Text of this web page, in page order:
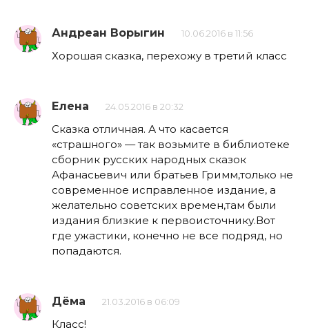
Андреан Ворыгин 10.06.2016 в 11:56
Хорошая сказка, перехожу в третий класс
Елена 24.05.2016 в 20:32
Сказка отличная. А что касается
«страшного» — так возьмите в библиотеке
сборник русских народных сказок
Афанасьевич или братьев Гримм,только не
современное исправленное издание, а
желательно советских времен,там были
издания близкие к первоисточнику.Вот
где ужастики, конечно не все подряд, но
попадаются.
Дёма 21.03.2016 в 06:09
Класс!